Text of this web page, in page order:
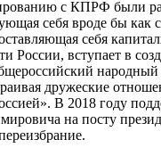
с КПРФ были
себя вроде бы как
себя
России, вступает в
народный
дружеские
В 2018 году
на посту